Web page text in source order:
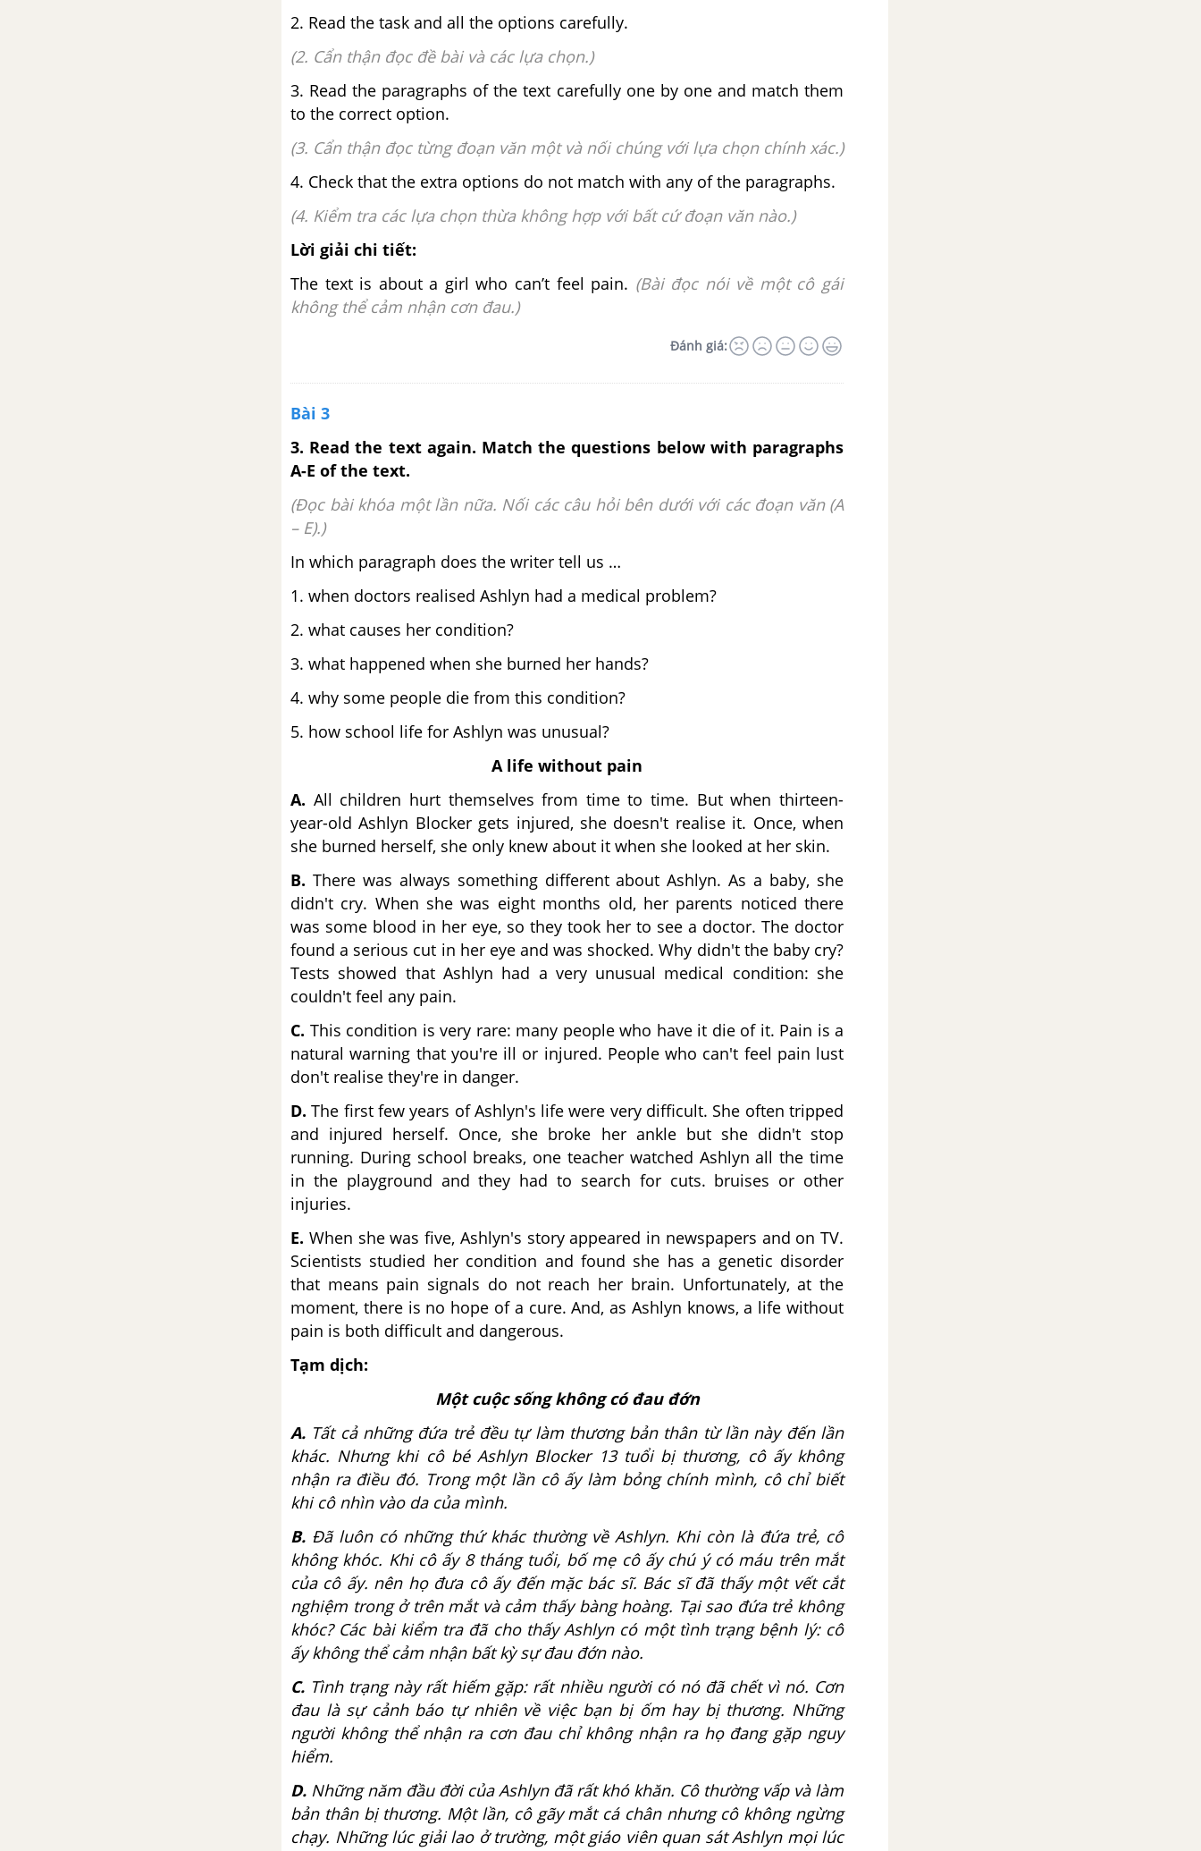
2. Read the task and all the options carefully.
(2. Cẩn thận đọc đề bài và các lựa chọn.)
3. Read the paragraphs of the text carefully one by one and match them
to the correct option.
(3. Cẩn thận đọc từng đoạn văn một và nối chúng với lựa chọn chính xác.)
4. Check that the extra options do not match with any of the paragraphs.
(4. Kiểm tra các lựa chọn thừa không hợp với bất cứ đoạn văn nào.)
Lời giải chi tiết:
The text is about a girl who can’t feel pain. (Bài đọc nói về một cô gái
không thể cảm nhận cơn đau.)
Đánh giá:
Bài 3
3. Read the text again. Match the questions below with paragraphs
A-E of the text.
(Đọc bài khóa một lần nữa. Nối các câu hỏi bên dưới với các đoạn văn (A
– E).)
In which paragraph does the writer tell us …
1. when doctors realised Ashlyn had a medical problem?
2. what causes her condition?
3. what happened when she burned her hands?
4. why some people die from this condition?
5. how school life for Ashlyn was unusual?
A life without pain
A. All children hurt themselves from time to time. But when thirteen-
year-old Ashlyn Blocker gets injured, she doesn't realise it. Once, when
she burned herself, she only knew about it when she looked at her skin.
B. There was always something different about Ashlyn. As a baby, she
didn't cry. When she was eight months old, her parents noticed there
was some blood in her eye, so they took her to see a doctor. The doctor
found a serious cut in her eye and was shocked. Why didn't the baby cry?
Tests showed that Ashlyn had a very unusual medical condition: she
couldn't feel any pain.
C. This condition is very rare: many people who have it die of it. Pain is a
natural warning that you're ill or injured. People who can't feel pain lust
don't realise they're in danger.
D. The first few years of Ashlyn's life were very difficult. She often tripped
and injured herself. Once, she broke her ankle but she didn't stop
running. During school breaks, one teacher watched Ashlyn all the time
in the playground and they had to search for cuts. bruises or other
injuries.
E. When she was five, Ashlyn's story appeared in newspapers and on TV.
Scientists studied her condition and found she has a genetic disorder
that means pain signals do not reach her brain. Unfortunately, at the
moment, there is no hope of a cure. And, as Ashlyn knows, a life without
pain is both difficult and dangerous.
Tạm dịch:
Một cuộc sống không có đau đớn
A. Tất cả những đứa trẻ đều tự làm thương bản thân từ lần này đến lần
khác. Nhưng khi cô bé Ashlyn Blocker 13 tuổi bị thương, cô ấy không
nhận ra điều đó. Trong một lần cô ấy làm bỏng chính mình, cô chỉ biết
khi cô nhìn vào da của mình.
B. Đã luôn có những thứ khác thường về Ashlyn. Khi còn là đứa trẻ, cô
không khóc. Khi cô ấy 8 tháng tuổi, bố mẹ cô ấy chú ý có máu trên mắt
của cô ấy. nên họ đưa cô ấy đến mặc bác sĩ. Bác sĩ đã thấy một vết cắt
nghiệm trong ở trên mắt và cảm thấy bàng hoàng. Tại sao đứa trẻ không
khóc? Các bài kiểm tra đã cho thấy Ashlyn có một tình trạng bệnh lý: cô
ấy không thể cảm nhận bất kỳ sự đau đớn nào.
C. Tình trạng này rất hiếm gặp: rất nhiều người có nó đã chết vì nó. Cơn
đau là sự cảnh báo tự nhiên về việc bạn bị ốm hay bị thương. Những
người không thể nhận ra cơn đau chỉ không nhận ra họ đang gặp nguy
hiểm.
D. Những năm đầu đời của Ashlyn đã rất khó khăn. Cô thường vấp và làm
bản thân bị thương. Một lần, cô gãy mắt cá chân nhưng cô không ngừng
chạy. Những lúc giải lao ở trường, một giáo viên quan sát Ashlyn mọi lúc